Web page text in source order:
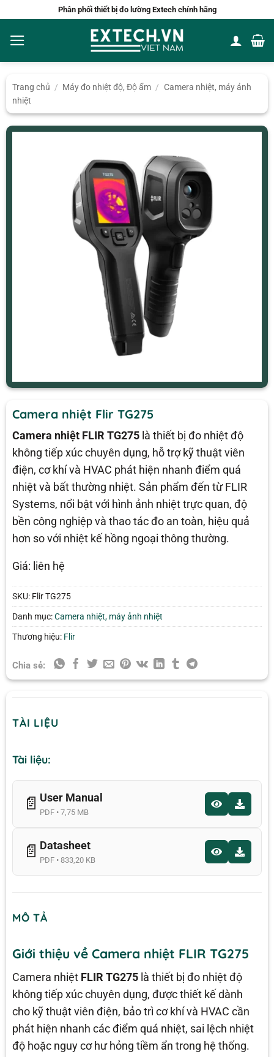
nội
dung
Phân phối thiết bị đo lường Extech chính hãng
Trang chủ / Máy đo nhiệt độ, Độ ẩm / Camera nhiệt, máy ảnh
nhiệt
Camera nhiệt Flir TG275
Camera nhiệt FLIR TG275là thiết bị đo nhiệt độ
không tiếp xúc chuyên dụng, hỗ trợ kỹ thuật viên
điện, cơ khí và HVAC phát hiện nhanh điểm quá
nhiệt và bất thường nhiệt. Sản phẩm đến từ FLIR
Systems, nổi bật với hình ảnh nhiệt trực quan, độ
bền công nghiệp và thao tác đo an toàn, hiệu quả
hơn so với nhiệt kế hồng ngoại thông thường.
Giá: liên hệ
SKU: Flir TG275
Danh mục:Camera nhiệt, máy ảnh nhiệt
Thương hiệu: Flir
Chia sẻ:
TÀI LIỆU
Tài liệu:
📄 User Manual
PDF • 7,75 MB
📄 Datasheet
PDF • 833,20 KB
MÔ TẢ
Giới thiệu về Camera nhiệt FLIR TG275
Camera nhiệt FLIR TG275là thiết bị đo nhiệt độ
không tiếp xúc chuyên dụng, được thiết kế dành
cho kỹ thuật viên điện, bảo trì cơ khí và HVAC cần
phát hiện nhanh các điểm quá nhiệt, sai lệch nhiệt
độ hoặc nguy cơ hư hỏng tiềm ẩn trong hệ thống.